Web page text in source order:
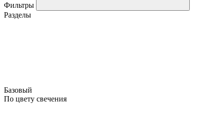
Фильтры
Разделы
Базовый
По цвету свечения